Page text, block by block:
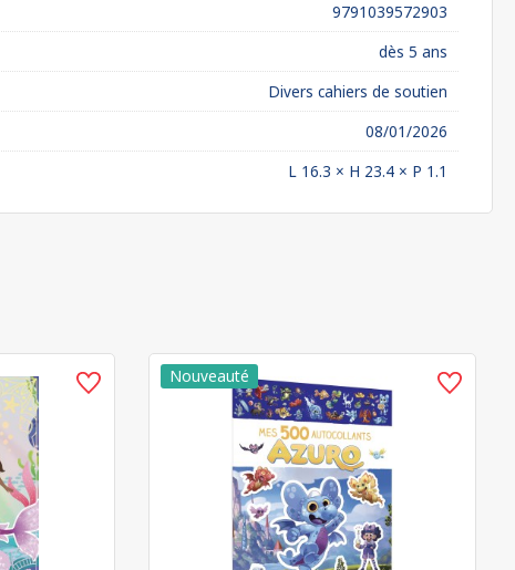
9791039572903
dès 5 ans
Divers cahiers de soutien
08/01/2026
L 16.3 × H 23.4 × P 1.1